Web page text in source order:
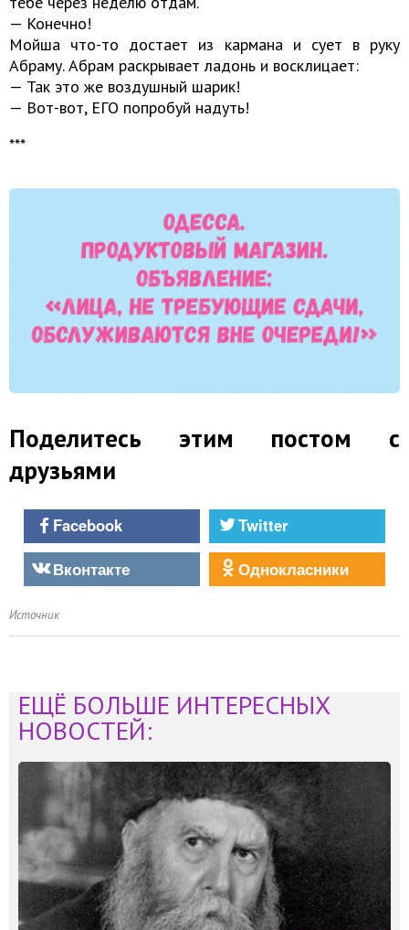
— Конечно!
Мойша что-то достает из кармана и сует в руку
Абраму. Абрам раскрывает ладонь и восклицает:
— Так это же воздушный шарик!
— Вот-вот, ЕГО попробуй надуть!
***
Поделитесь этим постом с
друзьями
Facebook
Twitter
Вконтакте
Однокласники
Источник
ЕЩЁ БОЛЬШЕ ИНТЕРЕСНЫХ
НОВОСТЕЙ: